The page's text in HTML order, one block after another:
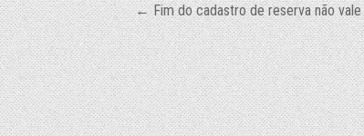
Navegação
de
Post
← Fim do cadastro de reserva não